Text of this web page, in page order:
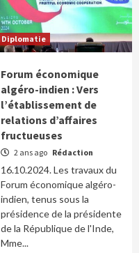
Diplomatie
Forum économique
algéro-indien : Vers
l’établissement de
relations d’affaires
fructueuses
2 ans ago Rédaction
16.10.2024. Les travaux du
Forum économique algéro-
indien, tenus sous la
présidence de la présidente
de la République de l'Inde,
Mme...